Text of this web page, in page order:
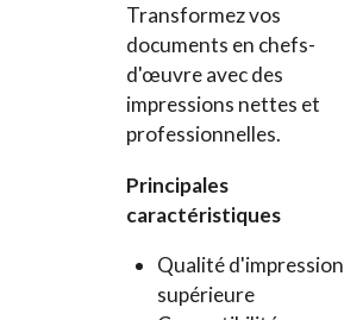
Transformez vos
documents en chefs-
d'œuvre avec des
impressions nettes et
professionnelles.
Principales
caractéristiques
Qualité d'impression
supérieure